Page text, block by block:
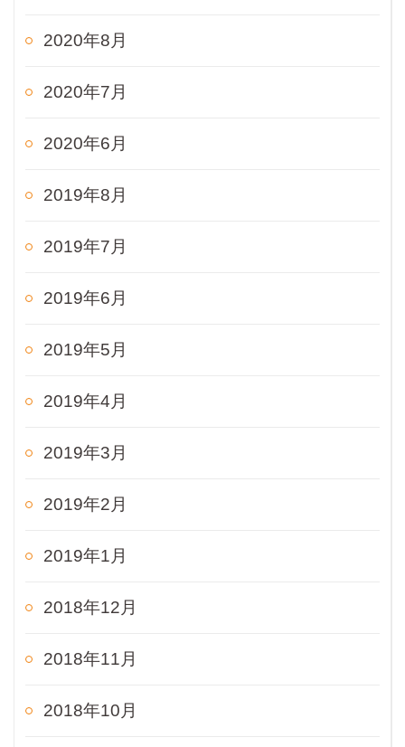
2020年8月
2020年7月
2020年6月
2019年8月
2019年7月
2019年6月
2019年5月
2019年4月
2019年3月
2019年2月
2019年1月
2018年12月
2018年11月
2018年10月